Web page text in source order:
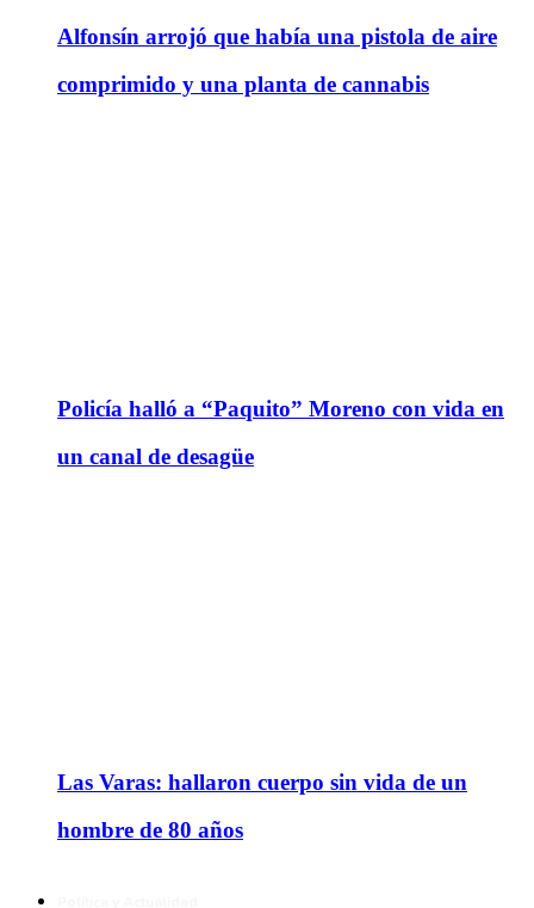
Alfonsín arrojó que había una pistola de aire
comprimido y una planta de cannabis
Policía halló a “Paquito” Moreno con vida en
un canal de desagüe
Las Varas: hallaron cuerpo sin vida de un
hombre de 80 años